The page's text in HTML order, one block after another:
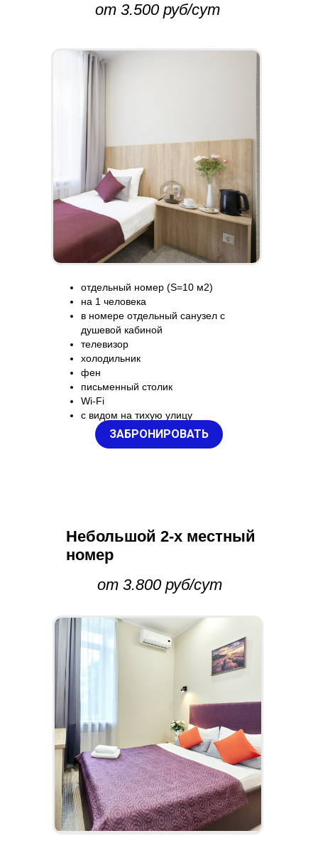
отдельный номер (S=10 м2)
на 1 человека
в номере отдельный санузел с
душевой кабиной
телевизор
холодильник
фен
письменный столик
Wi-Fi
с видом на тихую улицу
ЗАБРОНИРОВАТЬ
от 3.500 руб/сут
Небольшой 2-х местный
номер
от 3.800 руб/сут